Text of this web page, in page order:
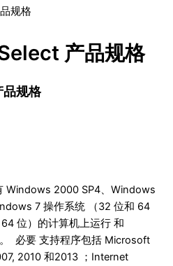
规格
产品规格
规格
Windows 2000 SP4、Windows
7 操作系统 （32 位和 64
位）的计算机上运行 和
必要 支持程序包括 Microsoft
2010 和2013 ；Internet